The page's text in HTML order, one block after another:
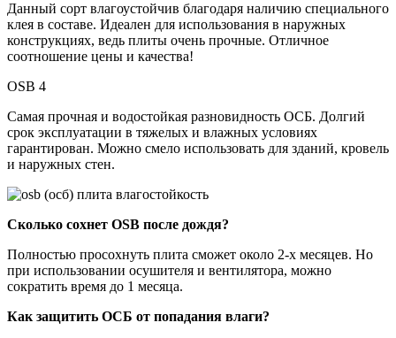
Данный сорт влагоустойчив благодаря наличию специального
клея в составе. Идеален для использования в наружных
конструкциях, ведь плиты очень прочные. Отличное
соотношение цены и качества!
OSB 4
Самая прочная и водостойкая разновидность ОСБ. Долгий
срок эксплуатации в тяжелых и влажных условиях
гарантирован. Можно смело использовать для зданий, кровель
и наружных стен.
Сколько сохнет OSB после дождя?
Полностью просохнуть плита сможет около 2-х месяцев. Но
при использовании осушителя и вентилятора, можно
сократить время до 1 месяца.
Как защитить ОСБ от попадания влаги?